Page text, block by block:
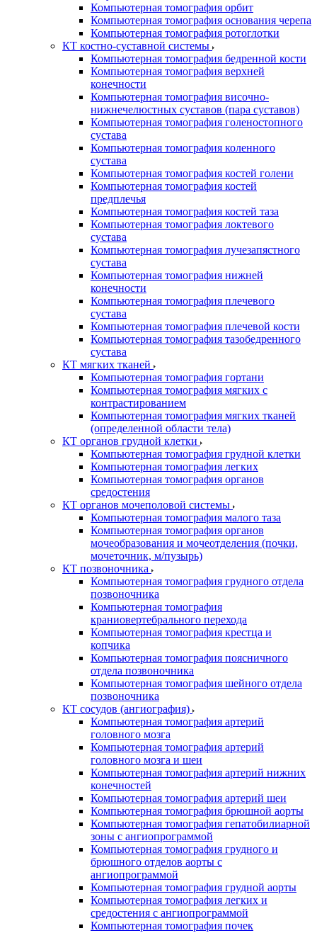
Компьютерная томография орбит
Компьютерная томография основания черепа
Компьютерная томография ротоглотки
КТ костно-суставной системы
Компьютерная томография бедренной кости
Компьютерная томография верхней
конечности
Компьютерная томография височно-
нижнечелюстных суставов (пара суставов)
Компьютерная томография голеностопного
сустава
Компьютерная томография коленного
сустава
Компьютерная томография костей голени
Компьютерная томография костей
предплечья
Компьютерная томография костей таза
Компьютерная томография локтевого
сустава
Компьютерная томография лучезапястного
сустава
Компьютерная томография нижней
конечности
Компьютерная томография плечевого
сустава
Компьютерная томография плечевой кости
Компьютерная томография тазобедренного
сустава
КТ мягких тканей
Компьютерная томография гортани
Компьютерная томография мягких с
контрастированием
Компьютерная томография мягких тканей
(определенной области тела)
КТ органов грудной клетки
Компьютерная томография грудной клетки
Компьютерная томография легких
Компьютерная томография органов
средостения
КТ органов мочеполовой системы
Компьютерная томография малого таза
Компьютерная томография органов
мочеобразования и мочеотделения (почки,
мочеточник, м/пузырь)
КТ позвоночника
Компьютерная томография грудного отдела
позвоночника
Компьютерная томография
краниовертебрального перехода
Компьютерная томография крестца и
копчика
Компьютерная томография поясничного
отдела позвоночника
Компьютерная томография шейного отдела
позвоночника
КТ сосудов (ангиография)
Компьютерная томография артерий
головного мозга
Компьютерная томография артерий
головного мозга и шеи
Компьютерная томография артерий нижних
конечностей
Компьютерная томография артерий шеи
Компьютерная томография брюшной аорты
Компьютерная томография гепатобилиарной
зоны с ангиопрограммой
Компьютерная томография грудного и
брюшного отделов аорты с
ангиопрограммой
Компьютерная томография грудной аорты
Компьютерная томография легких и
средостения с ангиопрограммой
Компьютерная томография почек